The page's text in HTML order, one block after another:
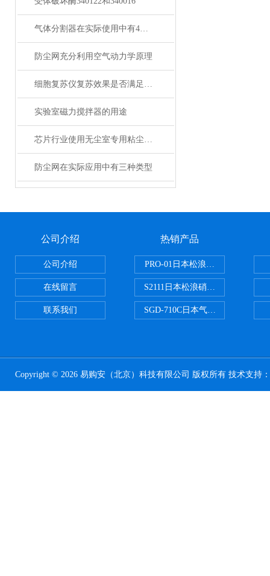
气体分割器在实际使用中有4大特性
防尘网充分利用空气动力学原理
细胞复苏仪复苏效果是否满足您的实际要求？
实验室磁力搅拌器的用途
芯片行业使用无尘室专用粘尘网的核心优势
防尘网在实际应用中有三种类型
公司介绍
公司介绍
在线留言
联系我们
热销产品
PRO-01日本松浪硝子玻璃制品载
S2111日本松浪硝子载玻片
SGD-710C日本气体分割器
Copyright © 2026 易购安（北京）科技有限公司 版权所有 技术支持：